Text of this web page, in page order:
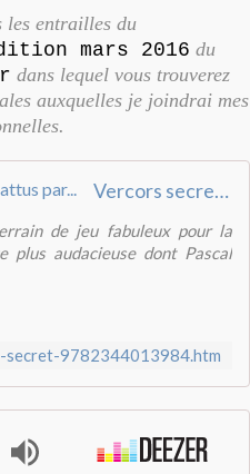
les entrailles du
mars 2016 du
dans lequel vous trouverez
auxquelles je joindrai mes
Vercors secret - Randonnées hors des sentiers battus par...
de jeu fabuleux pour la
plus audacieuse dont Pascal
9782344013984.htm